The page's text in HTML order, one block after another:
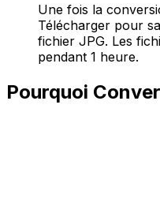
Une fois la
Télécharger pour
fichier JPG. Les
pendant 1 heure.
Pourquoi